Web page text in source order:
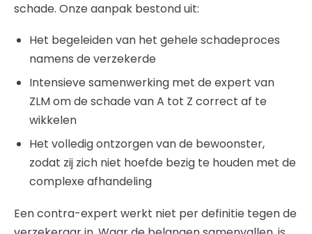
schade. Onze aanpak bestond uit:
Het begeleiden van het gehele schadeproces
namens de verzekerde
Intensieve samenwerking met de expert van
ZLM om de schade van A tot Z correct af te
wikkelen
Het volledig ontzorgen van de bewoonster,
zodat zij zich niet hoefde bezig te houden met de
complexe afhandeling
Een contra-expert werkt niet per definitie tegen de